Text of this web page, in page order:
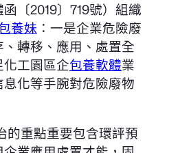
〔2019〕719號）組織
養妹 ：一是企業危險廢
轉移、應用、處置全
工園區企包養軟體業
化等手腕對危險廢物
的重點重要包含環評預